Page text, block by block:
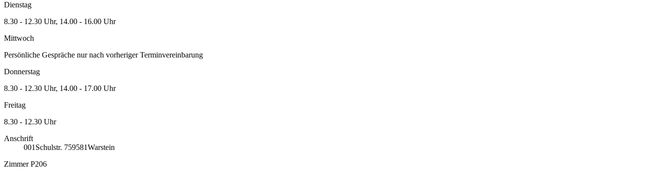
Dienstag
8.30 - 12.30 Uhr, 14.00 - 16.00 Uhr
Mittwoch
Persönliche Gespräche nur nach vorheriger Terminvereinbarung
Donnerstag
8.30 - 12.30 Uhr, 14.00 - 17.00 Uhr
Freitag
8.30 - 12.30 Uhr
Anschrift
001 Schulstr. 759581Warstein
Zimmer P206